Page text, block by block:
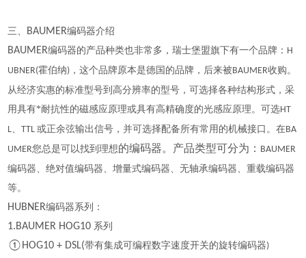
三、 BAUMER编码器介绍
BAUMER编码器的产品种类也非常多，瑞士堡盟旗下有一个品牌： H
UBNER(霍伯纳) ，这个品牌原本是德国的品牌，后来被BAUMER收购。
从经济实惠的标准型号到高分辨率的型号，可选择各种结构形式，采
用具有*耐抗性的磁感应原理或具有高精确度的光感应原理。可选HT
L、TTL或正余弦输出信号，并可选择配备所有常用的机械接口。在BA
UMER您总是可以找到理想的编码器。产品类型可分为： BAUMER
编码器、绝对值编码器、增量式编码器、无轴承编码器、重载编码器
等。
HUBNER编码器系列：
1.BAUMER HOG10 系列
①HOG10 + DSL(带有集成可编程数字速度开关的旋转编码器)